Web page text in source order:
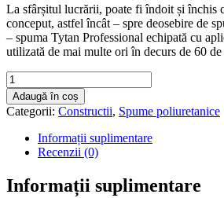
La sfârșitul lucrării, poate fi îndoit și închis
conceput, astfel încât – spre deosebire de
– spuma Tytan Professional echipată cu
utilizată de mai multe ori în decurs de 60
Cantitate
STD
Spumă
STD
TYTAN
standard
pai
ERGO
Adaugă în coș
Categorii: Constructii, Spume poliuretanice
Informații suplimentare
Recenzii (0)
Informații suplimentare